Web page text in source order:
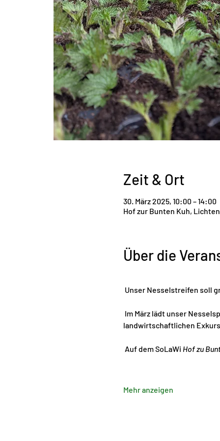
Zeit & Ort
30. März 2025, 10:00 – 14:00
Hof zur Bunten Kuh,
Über die
Unser Nesselstreifen soll
Im März lädt unser
landwirtschaftlichen
Auf dem SoLaWi Hof zu
Mehr anzeigen